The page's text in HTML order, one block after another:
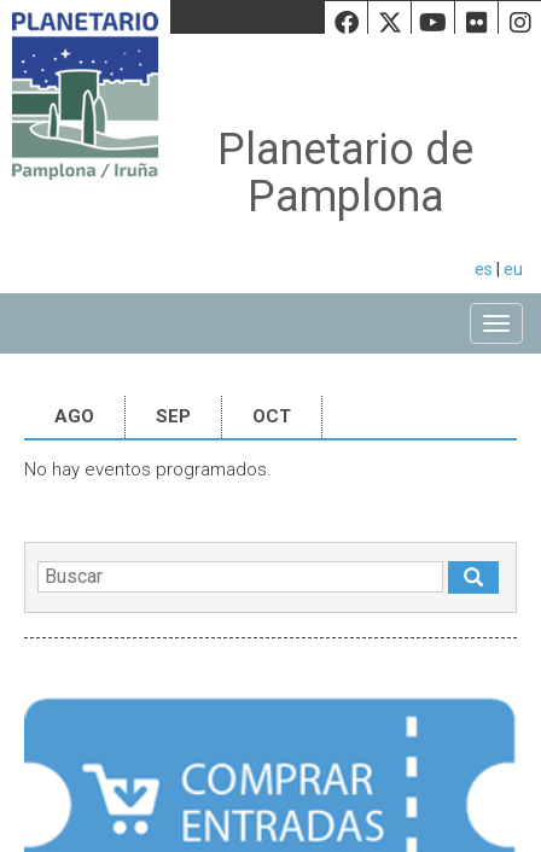
Facebook
Twiiter
Planetario de
Pamplona
es eu
AGO SEP OCT
No hay eventos programados.